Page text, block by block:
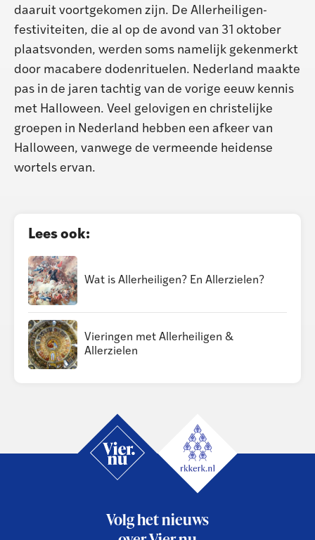
Lees ook:
Wat is Allerheiligen? En Allerzielen?
Vieringen met Allerheiligen &
Allerzielen
daaruit voortgekomen zijn. De Allerheiligen-
festiviteiten, die al op de avond van 31 oktober
plaatsvonden, werden soms namelijk gekenmerkt
door macabere dodenrituelen. Nederland maakte
pas in de jaren tachtig van de vorige eeuw kennis
met Halloween. Veel gelovigen en christelijke
groepen in Nederland hebben een afkeer van
Halloween, vanwege de vermeende heidense
wortels ervan.
Volg het nieuws